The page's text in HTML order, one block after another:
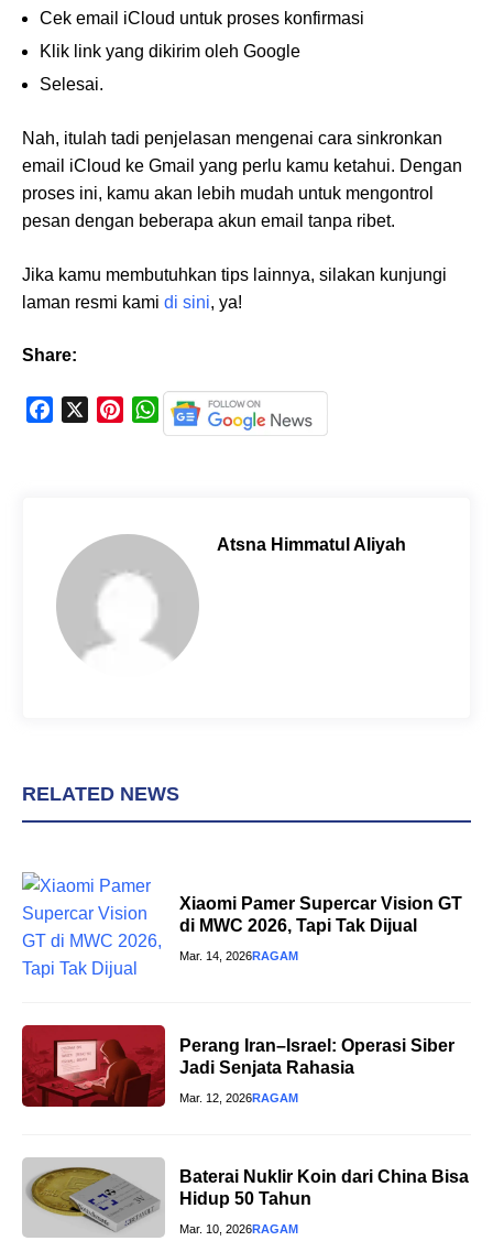
Cek email iCloud untuk proses konfirmasi
Klik link yang dikirim oleh Google
Selesai.
Nah, itulah tadi penjelasan mengenai cara sinkronkan
email iCloud ke Gmail yang perlu kamu ketahui. Dengan
proses ini, kamu akan lebih mudah untuk mengontrol
pesan dengan beberapa akun email tanpa ribet.
Jika kamu membutuhkan tips lainnya, silakan kunjungi
laman resmi kami di sini, ya!
Share:
k
e
W
h
A
Atsna Himmatul Aliyah
RELATED NEWS
Xiaomi Pamer Supercar Vision GT
di MWC 2026, Tapi Tak Dijual
Mar. 14, 2026RAGAM
Perang Iran–Israel: Operasi Siber
Jadi Senjata Rahasia
Mar. 12, 2026RAGAM
Baterai Nuklir Koin dari China Bisa
Hidup 50 Tahun
Mar. 10, 2026RAGAM